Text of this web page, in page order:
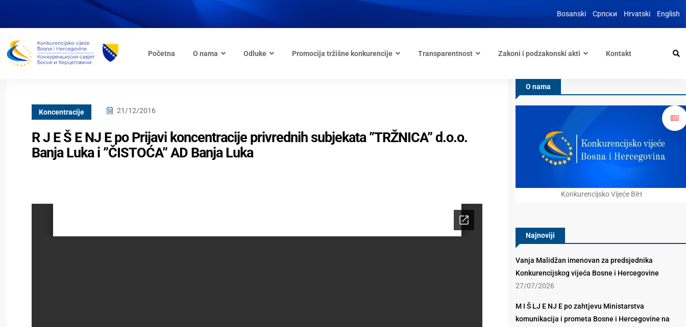
Bosanski Српски Hrvatski English
Početna O nama Odluke Promocija tržišne konkurencije Transparentnost Zakoni i podzakonski akti Kontakt
Koncentracije 21/12/2016
R J E Š E NJ E po Prijavi koncentracije privrednih subjekata ”TRŽNICA” d.o.o.
Banja Luka i ”ČISTOĆA” AD Banja Luka
O nama
Konkurencijsko Vijeće BiH
Najnoviji
Vanja Malidžan imenovan za predsjednika
Konkurencijskog vijeća Bosne i Hercegovine
27/07/2026
M I Š LJ E NJ E po zahtjevu Ministarstva
komunikacija i prometa Bosne i Hercegovine na